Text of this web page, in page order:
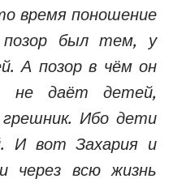
время поношение
позор был тем, у
А позор в чём он
не даёт детей,
Ибо дети
И вот Захария и
через всю жизнь